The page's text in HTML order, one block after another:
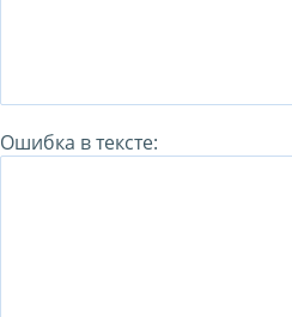
Ошибка в тексте: